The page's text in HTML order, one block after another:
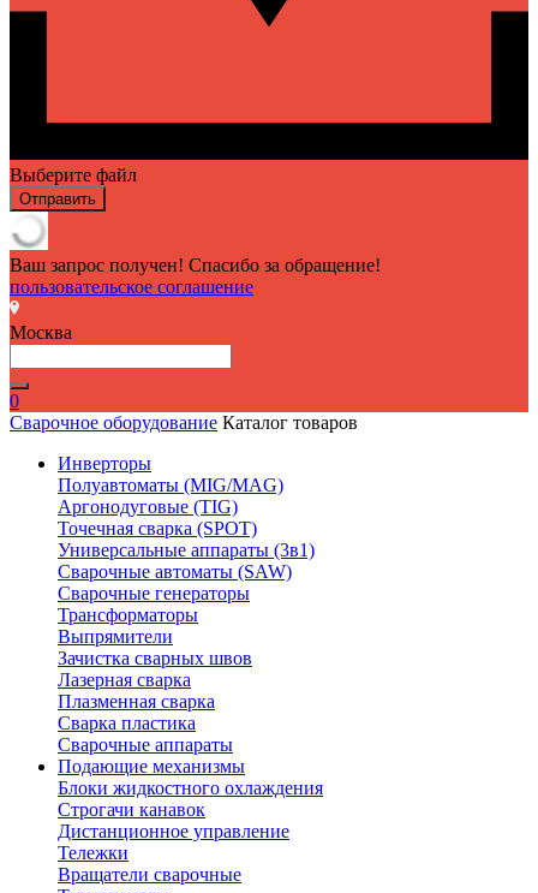
Выберите файл
Отправить
Ваш запрос получен! Спасибо за обращение!
пользовательское соглашение
Москва
0
Сварочное оборудование Каталог товаров
Инверторы
Полуавтоматы (MIG/MAG)
Аргонодуговые (TIG)
Точечная сварка (SPOT)
Универсальные аппараты (3в1)
Сварочные автоматы (SAW)
Сварочные генераторы
Трансформаторы
Выпрямители
Зачистка сварных швов
Лазерная сварка
Плазменная сварка
Сварка пластика
Сварочные аппараты
Подающие механизмы
Блоки жидкостного охлаждения
Строгачи канавок
Дистанционное управление
Тележки
Вращатели сварочные